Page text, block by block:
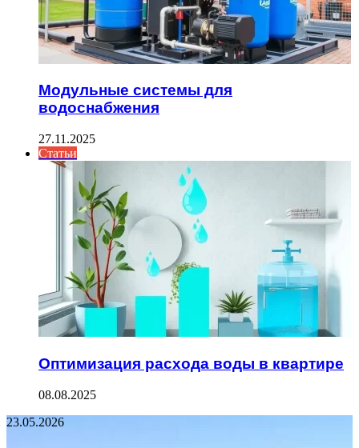
Модульные системы для
водоснабжения
27.11.2025
Статьи
Оптимизация расхода воды в квартире
08.08.2025
23.05.2026